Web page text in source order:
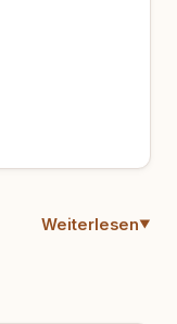
Weiterlesen